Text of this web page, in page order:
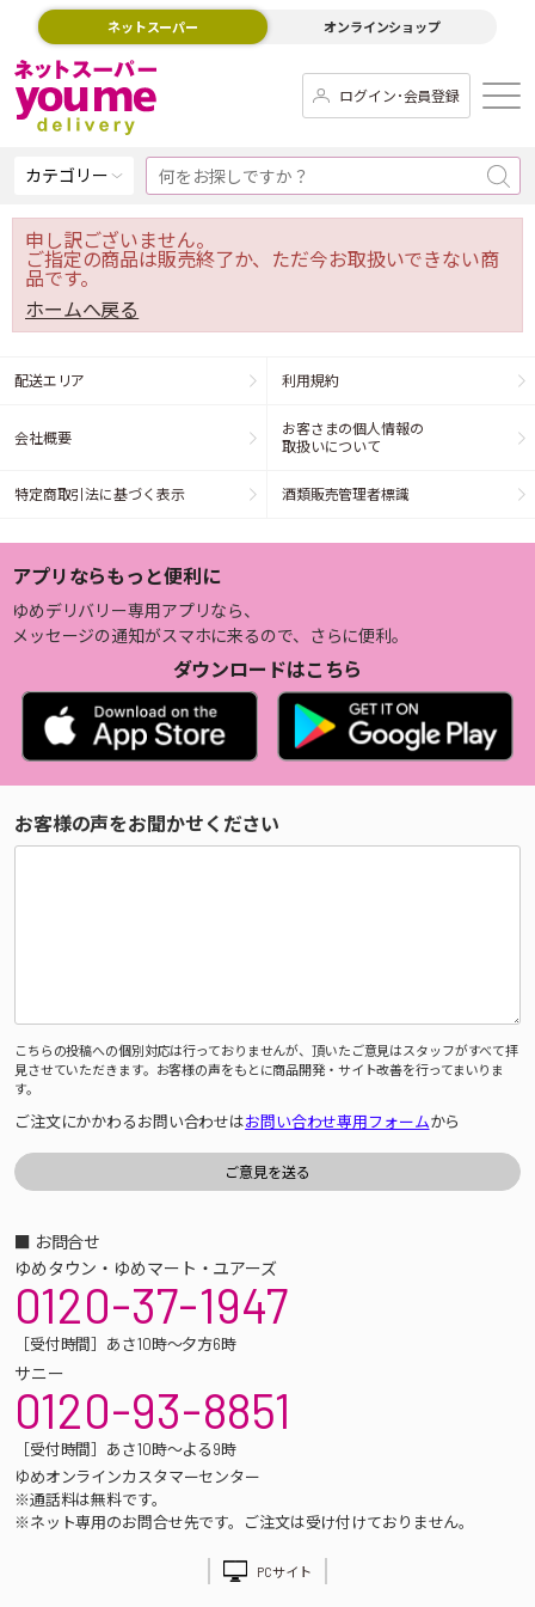
ネットスーパー オンラインショップ
ログイン･会員登録
カテゴリー
申し訳ございません。
ご指定の商品は販売終了か、ただ今お取扱いできない商
品です。
ホームへ戻る
配送エリア 利用規約
会社概要
お客さまの個人情報の
取扱いについて
特定商取引法に基づく表示 酒類販売管理者標識
アプリならもっと便利に
ゆめデリバリー専用アプリなら、
メッセージの通知がスマホに来るので、さらに便利。
ダウンロードはこちら
お客様の声をお聞かせください
こちらの投稿への個別対応は行っておりませんが、頂いたご意見はスタッフがすべて拝
見させていただきます。お客様の声をもとに商品開発・サイト改善を行ってまいりま
す。
ご注文にかかわるお問い合わせはお問い合わせ専用フォームから
■ お問合せ
ゆめタウン・ゆめマート・ユアーズ
0120-37-1947
［受付時間］あさ10時～夕方6時
サニー
0120-93-8851
［受付時間］あさ10時～よる9時
ゆめオンラインカスタマーセンター
※通話料は無料です。
※ネット専用のお問合せ先です。ご注文は受け付けておりません。
PCサイト